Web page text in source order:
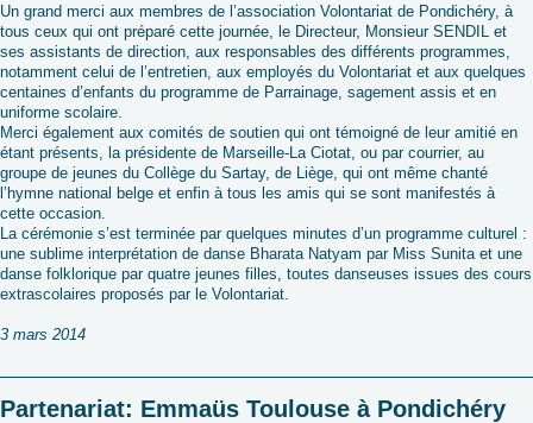
Un grand merci aux membres de l’association Volontariat de Pondichéry, à
tous ceux qui ont préparé cette journée, le Directeur, Monsieur SENDIL et
ses assistants de direction, aux responsables des différents programmes,
notamment celui de l’entretien, aux employés du Volontariat et aux quelques
centaines d’enfants du programme de Parrainage, sagement assis et en
uniforme scolaire.
Merci également aux comités de soutien qui ont témoigné de leur amitié en
étant présents, la présidente de Marseille-La Ciotat, ou par courrier, au
groupe de jeunes du Collège du Sartay, de Liège, qui ont même chanté
l’hymne national belge et enfin à tous les amis qui se sont manifestés à
cette occasion.
La cérémonie s’est terminée par quelques minutes d’un programme culturel :
une sublime interprétation de danse Bharata Natyam par Miss Sunita et une
danse folklorique par quatre jeunes filles, toutes danseuses issues des cours
extrascolaires proposés par le Volontariat.
3 mars 2014
Partenariat: Emmaüs Toulouse à Pondichéry